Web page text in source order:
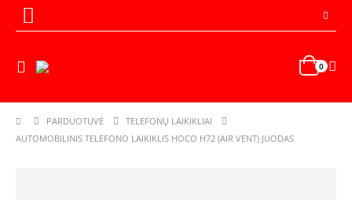
0
PARDUOTUVĖ
TELEFONŲ LAIKIKLIAI
AUTOMOBILINIS TELEFONO LAIKIKLIS HOCO H72 (AIR VENT) JUODAS